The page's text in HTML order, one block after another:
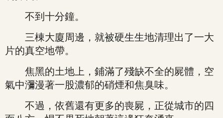
不到十分鐘。
三棟大廈周邊，就被硬生生地清理出了一大
片的真空地帶。
焦黑的土地上，鋪滿了殘缺不全的屍體，空
氣中瀰漫著一股濃郁的硝煙和焦臭味。
不過，依舊還有更多的喪屍，正從城市的四